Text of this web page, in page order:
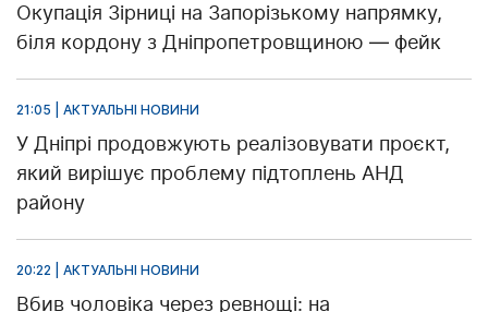
Окупація Зірниці на Запорізькому напрямку,
біля кордону з Дніпропетровщиною — фейк
21:05 | АКТУАЛЬНІ НОВИНИ
У Дніпрі продовжують реалізовувати проєкт,
який вирішує проблему підтоплень АНД
району
20:22 | АКТУАЛЬНІ НОВИНИ
Вбив чоловіка через ревнощі: на